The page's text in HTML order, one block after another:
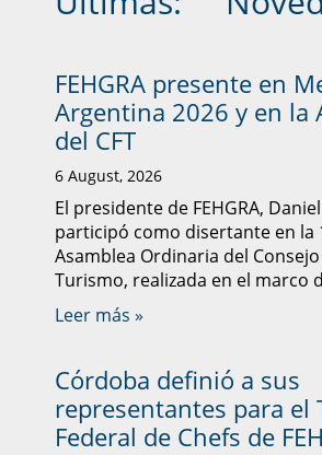
FEHGRA presente en
Argentina 2026 y en la
del CFT
6 August, 2026
El presidente de FEHGRA,
participó como disertante en la
Asamblea Ordinaria del
Turismo, realizada en el marco
Leer más »
Córdoba definió a sus
representantes para el
Federal de Chefs de